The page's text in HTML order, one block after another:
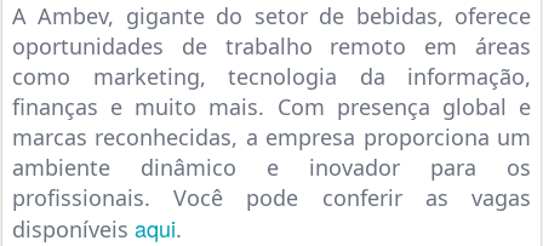
A Ambev, gigante do setor de bebidas, oferece
oportunidades de trabalho remoto em áreas
como marketing, tecnologia da informação,
finanças e muito mais. Com presença global e
marcas reconhecidas, a empresa proporciona um
ambiente dinâmico e inovador para os
profissionais. Você pode conferir as vagas
disponíveis aqui.